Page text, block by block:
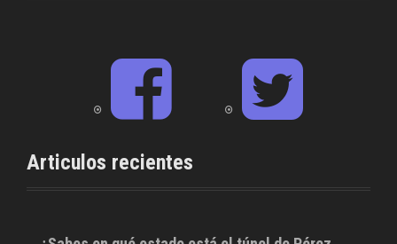
a
k
w
Articulos recientes